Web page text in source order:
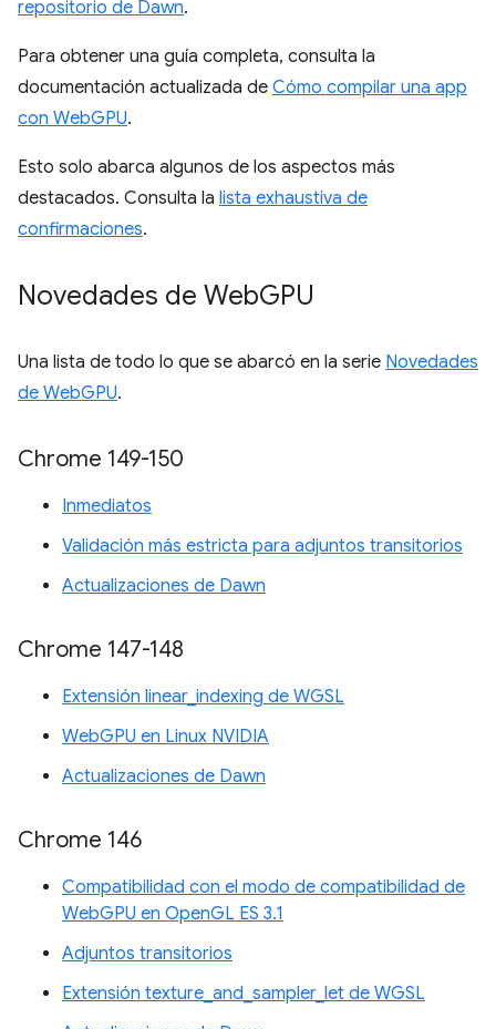
repositorio de Dawn.
Para obtener una guía completa, consulta la
documentación actualizada de Cómo compilar una app
con WebGPU.
Esto solo abarca algunos de los aspectos más
destacados. Consulta la lista exhaustiva de
confirmaciones.
Novedades de WebGPU
Una lista de todo lo que se abarcó en la serie Novedades
de WebGPU.
Chrome 149-150
Inmediatos
Validación más estricta para adjuntos transitorios
Actualizaciones de Dawn
Chrome 147-148
Extensión linear_indexing de WGSL
WebGPU en Linux NVIDIA
Actualizaciones de Dawn
Chrome 146
Compatibilidad con el modo de compatibilidad de
WebGPU en OpenGL ES 3.1
Adjuntos transitorios
Extensión texture_and_sampler_let de WGSL